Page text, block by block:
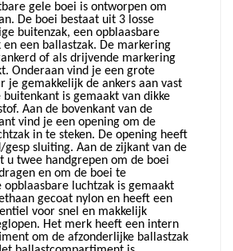
gele boei is ontworpen om
De boei bestaat uit 3 losse
buitenzak, een opblaasbare
en een ballastzak. De markering
of als drijvende markering
Onderaan vind je een grote
je gemakkelijk de ankers aan vast
buitenkant is gemaakt van dikke
Aan de bovenkant van de
vind je een opening om de
in te steken. De opening heeft
sluiting. Aan de zijkant van de
u twee handgrepen om de boei
en om de boei te
opblaasbare luchtzak is gemaakt
gecoat nylon en heeft een
voor snel en makkelijk
Het merk heeft een intern
om de afzonderlijke ballastzak